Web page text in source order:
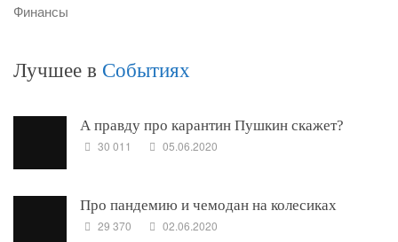
Финансы
Лучшее в Событиях
А правду про карантин Пушкин скажет?
30 011 05.06.2020
Про пандемию и чемодан на колесиках
29 370 02.06.2020